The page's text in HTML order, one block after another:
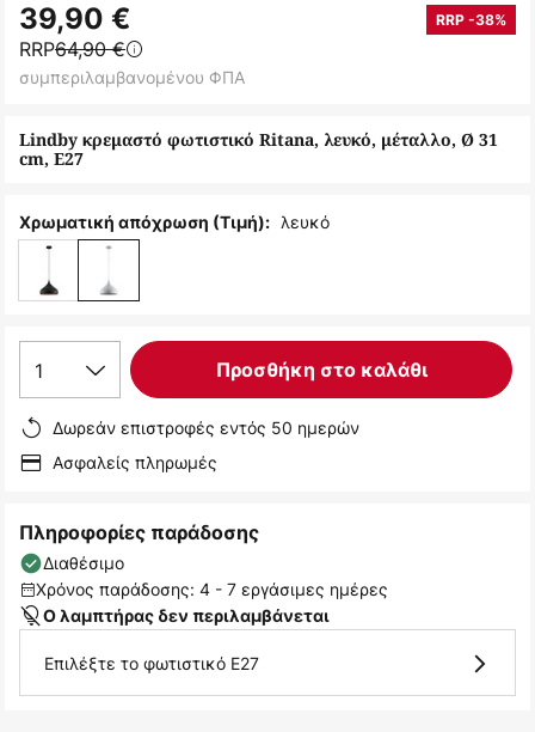
στην
αρχή
της
εικόνων
Lindby κρεμαστό φωτιστικό Ritana, λευκό, μέταλλο, Ø 31
cm, E27
39,90 € RRP -38%
RRP64,90 €
συμπεριλαμβανομένου ΦΠΑ
Χρωματική απόχρωση (Τιμή): λευκό
1 Προσθήκη στο καλάθι
Δωρεάν επιστροφές εντός 50 ημερών
Ασφαλείς πληρωμές
Πληροφορίες παράδοσης
Διαθέσιμο
Χρόνος παράδοσης: 4 - 7 εργάσιμες ημέρες
Ο λαμπτήρας δεν περιλαμβάνεται
Επιλέξτε το φωτιστικό E27